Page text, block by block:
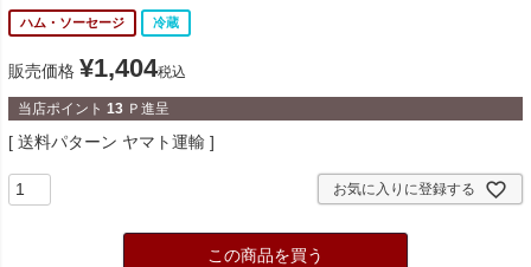
ハム・ソーセージ 冷蔵
販売価格 ¥1,404税込
当店ポイント 13 Ｐ進呈
送料パターン ヤマト運輸
お気に入りに登録する
この商品を買う